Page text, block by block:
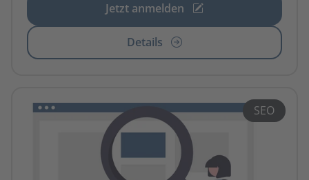
Jetzt anmelden
Details
SEO